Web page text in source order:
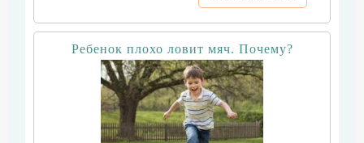
Ребенок плохо ловит мяч. Почему?